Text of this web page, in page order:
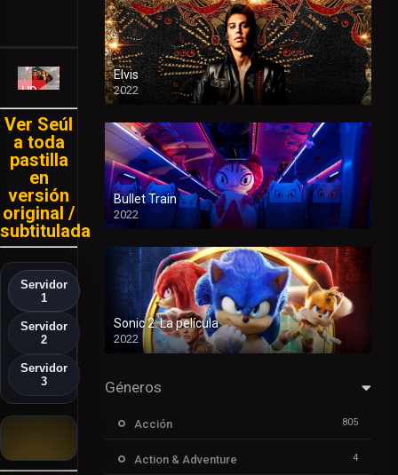
Español
HD
HD
Ver Seúl
a toda
pastilla
en
versión
original /
subtitulada
Servidor
1
Servidor
2
Servidor
3
Elvis
2022
Bullet Train
2022
Sonic 2: La película
2022
Géneros
Acción 805
Action & Adventure 4